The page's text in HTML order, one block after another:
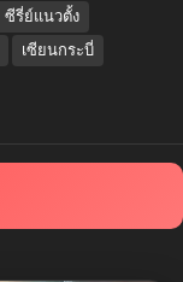
ซีรี่ย์แนวตั้ง
เซียนกระบี่